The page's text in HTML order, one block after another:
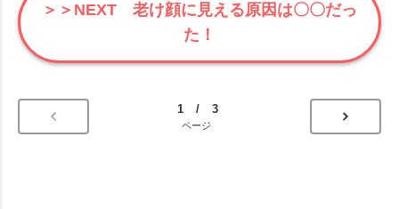
＞＞NEXT 老け顔に見える原因は〇〇だっ
た！
1 / 3
ページ